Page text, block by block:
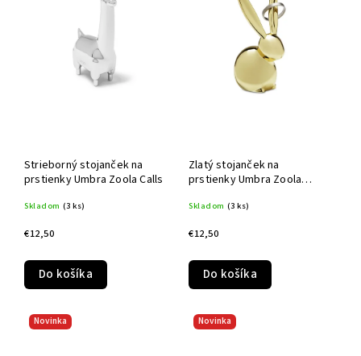
Strieborný stojanček na
prstienky Umbra Zoola Calls
Skladom (3 ks)
€12,50
Do košíka
Zlatý stojanček na
prstienky Umbra Zoola
Skladom (3 ks)
€12,50
Do košíka
Novinka Novinka